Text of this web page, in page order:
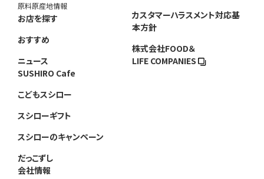
原料原産地情報
お店を探す
おすすめ
ニュース
SUSHIRO Cafe
こどもスシロー
スシローギフト
スシローのキャンペーン
だっこずし
会社情報
カスタマーハラスメント対応基
本方針
株式会社FOOD＆
LIFE COMPANIES